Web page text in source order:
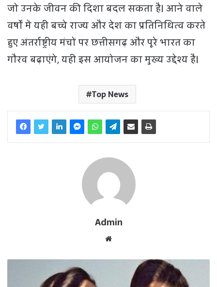
जो उनके जीवन की दिशा बदल सकता है। आने वाले
वर्षों में यही बच्चे राज्य और देश का प्रतिनिधित्व करते
हुए अंतर्राष्ट्रीय मंचों पर छत्तीसगढ़ और पूरे भारत का
गौरव बढ़ाएंगे, यही इस आयोजन का मुख्य उद्देश्य है।
Top News
Admin
b